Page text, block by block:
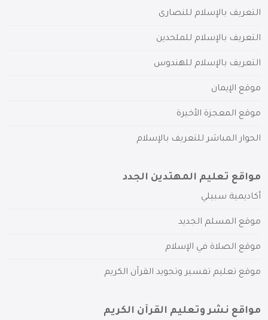
التعريف بالإسلام للنصارى
التعريف بالإسلام للملحدين
التعريف بالإسلام للهندوس
موقع الإيمان
موقع المعجزة الأخيرة
الحوار المباشر للتعريف بالإسلام
مواقع تعليم المهتدين الجدد
أكاديمية سبيلي
موقع المسلم الجديد
موقع الصلاة في الإسلام
موقع تعليم تفسير وتجويد القرآن الكريم
مواقع نشر وتعليم القرآن الكريم